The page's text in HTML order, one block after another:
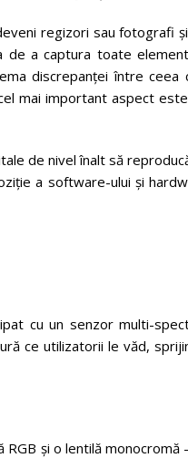
regizori sau fotografi
de a captura toate
discrepanței între ceea
mai important aspect
de nivel înalt să
a software-ului și
cu un senzor multi-
ce utilizatorii le văd,
și o lentilă monocromă